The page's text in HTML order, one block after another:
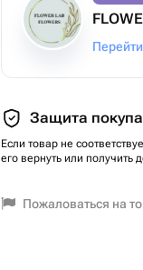
Защита
Если товар не
его вернуть или
Пожаловаться на